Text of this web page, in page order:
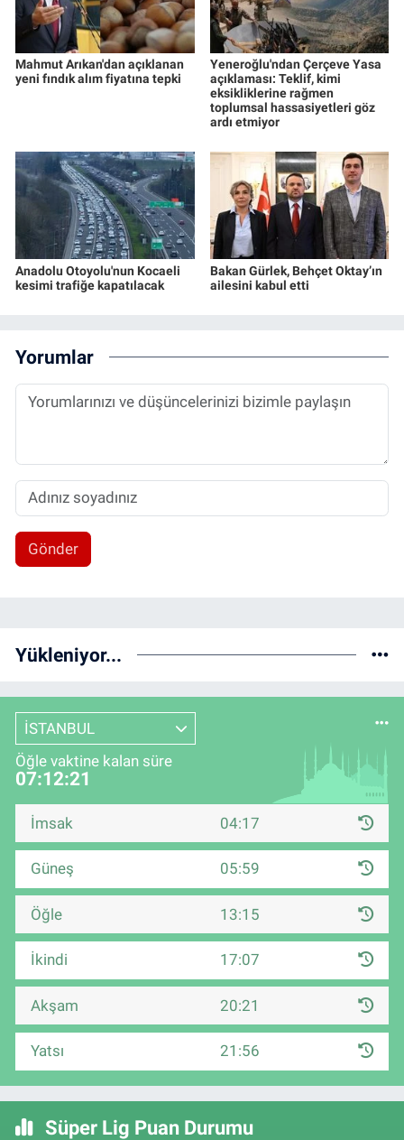
Mahmut Arıkan'dan açıklanan
yeni fındık alım fiyatına tepki
Yeneroğlu'ndan Çerçeve Yasa
açıklaması: Teklif, kimi
eksikliklerine rağmen
toplumsal hassasiyetleri göz
ardı etmiyor
Anadolu Otoyolu'nun Kocaeli
kesimi trafiğe kapatılacak
Bakan Gürlek, Behçet Oktay’ın
ailesini kabul etti
Yorumlar
Gönder
Yükleniyor...
İSTANBUL
Öğle vaktine kalan süre
07:12:21
İmsak 04:17
Güneş 05:59
Öğle 13:15
İkindi 17:07
Akşam 20:21
Yatsı 21:56
Süper Lig Puan Durumu